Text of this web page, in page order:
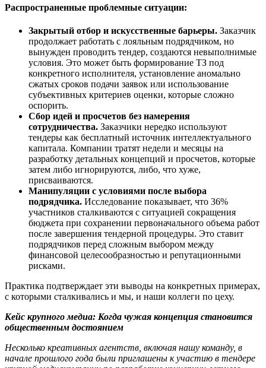
Распространенные проблемные ситуации:
Закрытый отбор и искусственные барьеры. Заказчик
продолжает работать с лояльным подрядчиком, но
вынужден проводить тендер, создаются невыполнимые
условия. Это может быть формирование ТЗ под
конкретного исполнителя, установление аномально
сжатых сроков подачи заявок или использование
субъективных критериев оценки, которые сложно
оспорить.
Сбор идей и просчетов без намерения
сотрудничества. Заказчики нередко используют
тендеры как бесплатный источник интеллектуального
капитала. Компании тратят недели и месяцы на
разработку детальных концепций и просчетов, которые
затем либо игнорируются, либо, что хуже,
присваиваются.
Манипуляции с условиями после выбора
подрядчика. Исследование показывает, что 36%
участников сталкиваются с ситуацией сокращения
бюджета при сохранении первоначального объема работ
после завершения тендерной процедуры. Это ставит
подрядчиков перед сложным выбором между
финансовой целесообразностью и репутационными
рисками.
Практика подтверждает эти выводы на конкретных примерах,
с которыми сталкивались и мы, и наши коллеги по цеху.
Кейс крупного медиа: Когда чужая концепция становится
общественным достоянием
Несколько креативных агентств, включая нашу команду, в
начале прошлого года были приглашены к участию в тендере